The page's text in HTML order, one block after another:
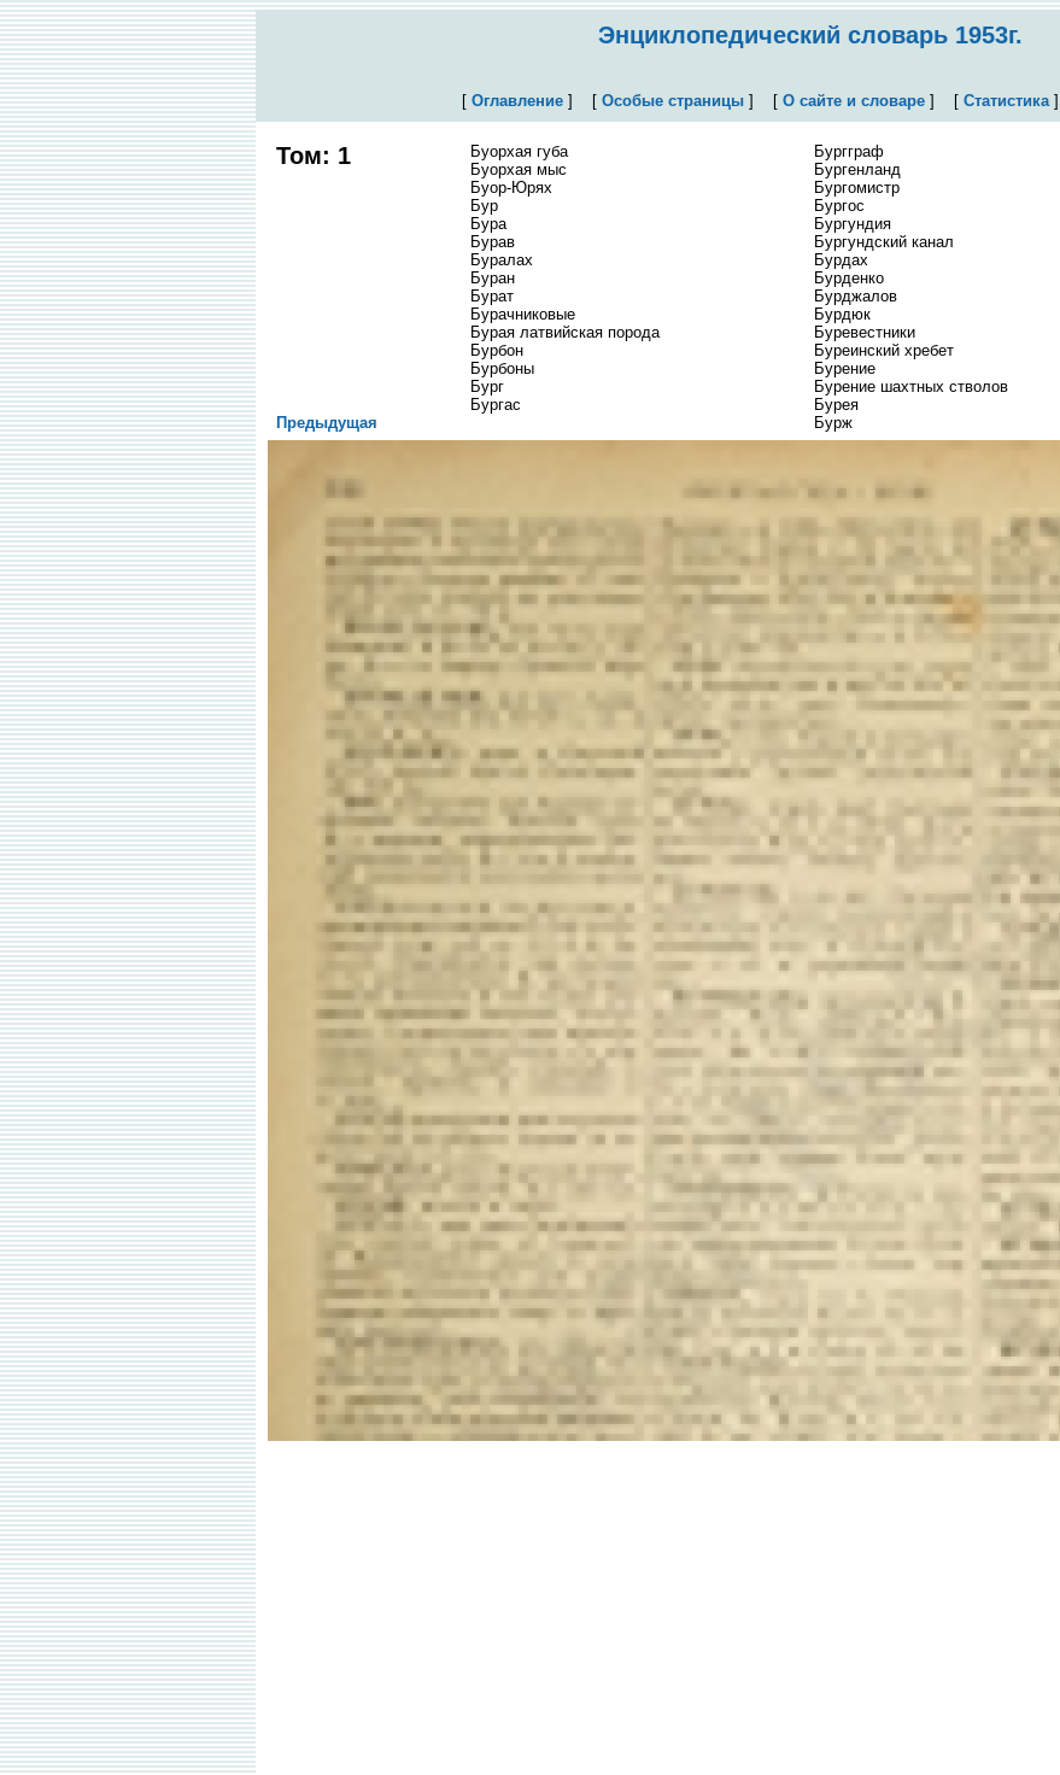
Энциклопедический словарь 1953г.
[ Оглавление] [ Особые страницы] [ О сайте и словаре] [ Статистика]
Том: 1
Буорхая губа
Буорхая мыс
Буор-Юрях
Бур
Бура
Бурав
Буралах
Буран
Бурат
Бурачниковые
Бурая латвийская порода
Бурбон
Бурбоны
Бург
Бургас
Бургграф
Бургенланд
Бургомистр
Бургос
Бургундия
Бургундский канал
Бурдах
Бурденко
Бурджалов
Бурдюк
Буревестники
Буреинский хребет
Бурение
Бурение шахтных стволов
Бурея
Бурж
Предыдущая